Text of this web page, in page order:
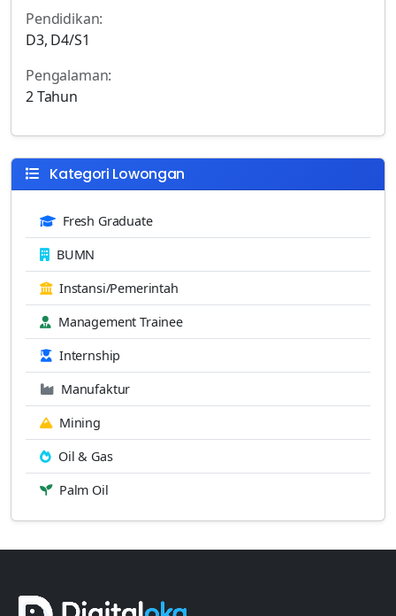
Pendidikan:
D3, D4/S1
Pengalaman:
2 Tahun
Kategori Lowongan
Fresh Graduate
BUMN
Instansi/Pemerintah
Management Trainee
Internship
Manufaktur
Mining
Oil & Gas
Palm Oil